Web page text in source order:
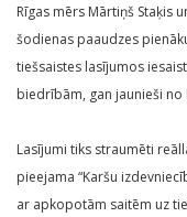
Rīgas mērs Mārtiņš Staķis
šodienas paaudzes
tiešsaistes lasījumos
biedrībām, gan jaunieši no
Lasījumi tiks straumēti
pieejama “Karšu
ar apkopotām saitēm uz